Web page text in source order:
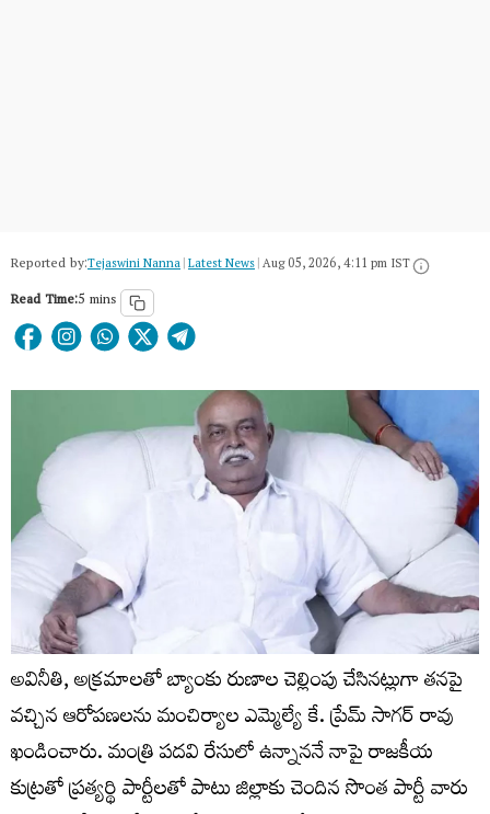
Reported by:Tejaswini Nanna|Latest News|Aug 05, 2026, 4:11 pm IST
Read Time:5 mins
అవినీతి, అక్రమాలతో బ్యాంకు రుణాల చెల్లింపు చేసినట్లుగా తనపై
వచ్చిన ఆరోపణలను మంచిర్యాల ఎమ్మెల్యే కే. ప్రేమ్ సాగర్ రావు
ఖండించారు. మంత్రి పదవి రేసులో ఉన్నాననే నాపై రాజకీయ
కుట్రతో ప్రత్యర్థి పార్టీలతో పాటు జిల్లాకు చెందిన సొంత పార్టీ వారు